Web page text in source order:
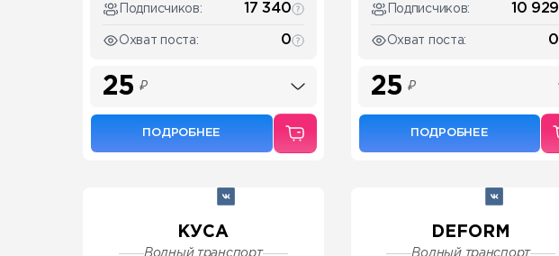
Подписчиков: 17 340
Охват поста: 0
25 ₽
ПОДРОБНЕЕ
Подписчиков: 10 929
Охват поста: 0
25 ₽
ПОДРОБНЕЕ
КУСА
Водный транспорт
DEFORM
Водный транспорт